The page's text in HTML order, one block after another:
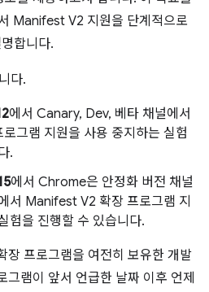
Manifest V2 지원을 단계적으로
합니다.
다.
에서 Canary, Dev, 베타 채널에서
그램 지원을 사용 중지하는 실험
.
에서 Chrome은 안정화 버전 채널
서 Manifest V2 확장 프로그램 지
험을 진행할 수 있습니다.
프로그램을 여전히 보유한 개발
그램이 앞서 언급한 날짜 이후 언제